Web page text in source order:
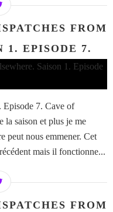
FROM
1. EPISODE 7.
Episode 7. Cave of
la saison et plus je me
peut nous emmener. Cet
mais il fonctionne...
FROM